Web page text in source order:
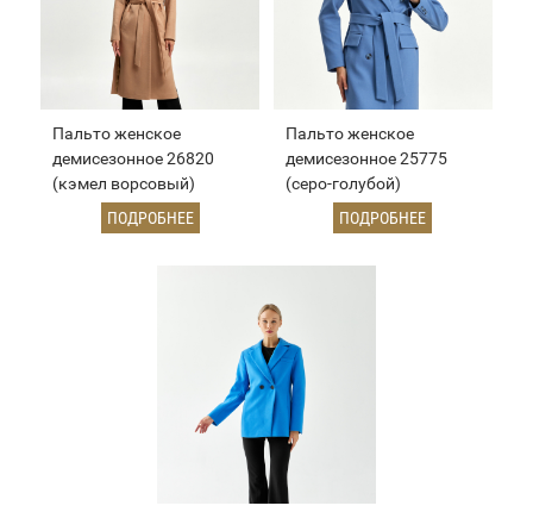
Пальто женское
демисезонное 26820
(кэмел ворсовый)
ПОДРОБНЕЕ
Пальто женское
демисезонное 25775
(серо-голубой)
ПОДРОБНЕЕ